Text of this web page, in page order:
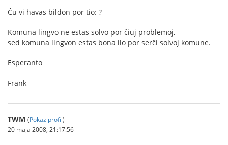
Ĉu vi havas bildon por tio: ?
Komuna lingvo ne estas solvo por ĉiuj problemoj,
sed komuna lingvon estas bona ilo por serĉi solvoj komune.
Esperanto
Frank
TWM (Pokaż profil)
20 maja 2008, 21:17:56